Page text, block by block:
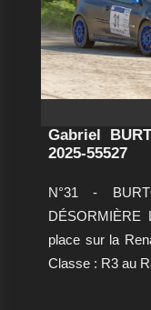
Gabriel
2025-55527
N°31 -
place sur la
Classe : R3 au